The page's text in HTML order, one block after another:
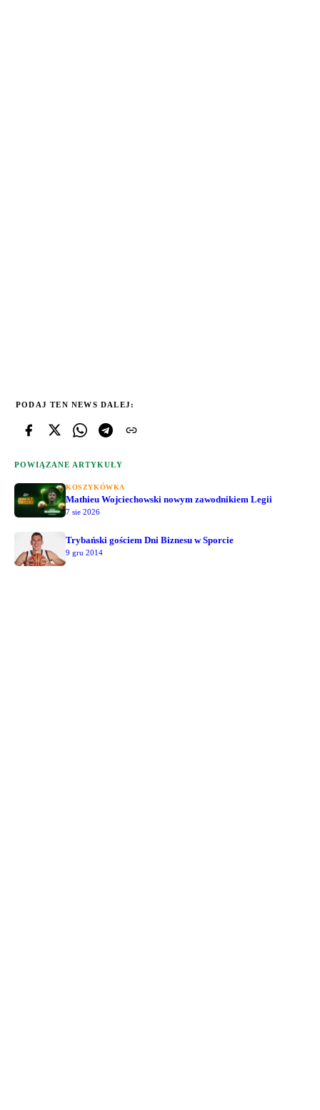
PODAJ TEN NEWS DALEJ:
POWIĄZANE ARTYKUŁY
KOSZYKÓWKA
Mathieu Wojciechowski nowym zawodnikiem Legii
7 sie 2026
Trybański gościem Dni Biznesu w Sporcie
9 gru 2014